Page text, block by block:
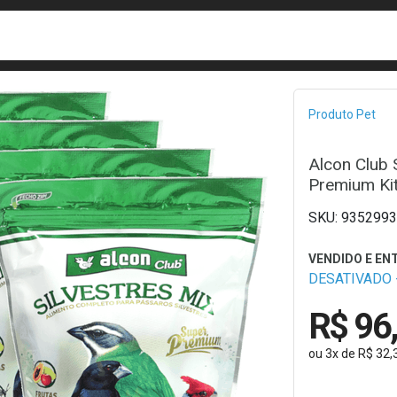
Produto Pet
Alcon Club
Premium
R$
ou 3xde R$